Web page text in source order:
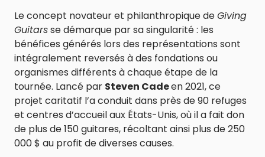
Le concept novateur et philanthropique deGiving
Guitarsse démarque par sa singularité : les
bénéfices générés lors des représentations sont
intégralement reversés à des fondations ou
organismes différents à chaque étape de la
tournée. Lancé par Steven Cadeen 2021, ce
projet caritatif l’a conduit dans près de 90 refuges
et centres d’accueil aux États-Unis, où il a fait don
de plus de 150 guitares, récoltant ainsi plus de 250
000 $ au profit de diverses causes.